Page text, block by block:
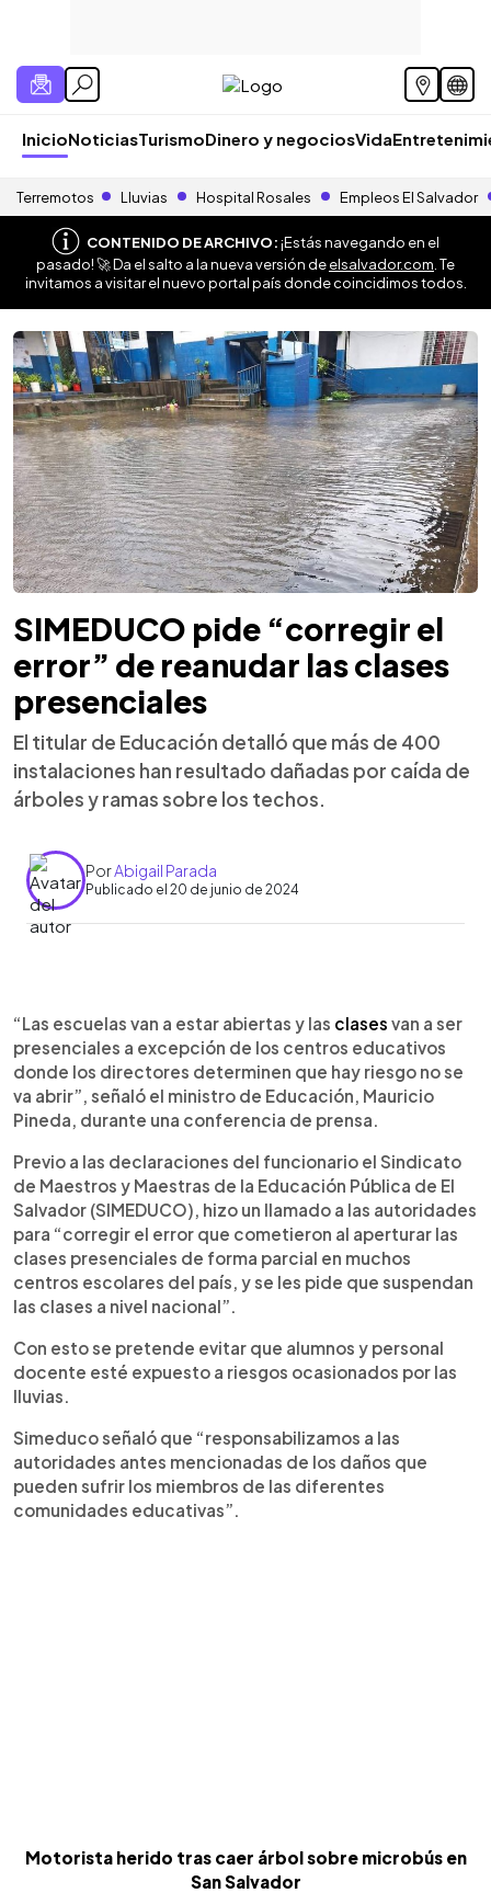
InicioNoticiasTurismoDinero y negociosVida
Terremotos Lluvias Hospital Rosales Empleos El Salvador
CONTENIDO DE ARCHIVO:¡Estás navegando en el
pasado! 🚀 Da el salto a la nueva versión deelsalvador.com . Te
invitamos a visitar el nuevo portal país donde coincidimos todos.
SIMEDUCO pide “corregir el
error” de reanudar las clases
presenciales
El titular de Educación detalló que más de 400
instalaciones han resultado dañadas por caída de
árboles y ramas sobre los techos.
PorAbigail Parada
Publicado el 20 de junio de 2024
Escuchar artículo
“Las escuelas van a estar abiertas y las clases van a ser
presenciales a excepción de los centros educativos
donde los directores determinen que hay riesgo no se
va abrir”, señaló el ministro de Educación, Mauricio
Pineda, durante una conferencia de prensa.
Previo a las declaraciones del funcionario el Sindicato
de Maestros y Maestras de la Educación Pública de El
Salvador (SIMEDUCO), hizo un llamado a las autoridades
para “corregir el error que cometieron al aperturar las
clases presenciales de forma parcial en muchos
centros escolares del país, y se les pide que suspendan
las clases a nivel nacional”.
Con esto se pretende evitar que alumnos y personal
docente esté expuesto a riesgos ocasionados por las
lluvias.
Simeduco señaló que “responsabilizamos a las
autoridades antes mencionadas de los daños que
pueden sufrir los miembros de las diferentes
comunidades educativas”.
Motorista herido tras caer árbol sobre microbús en
San Salvador